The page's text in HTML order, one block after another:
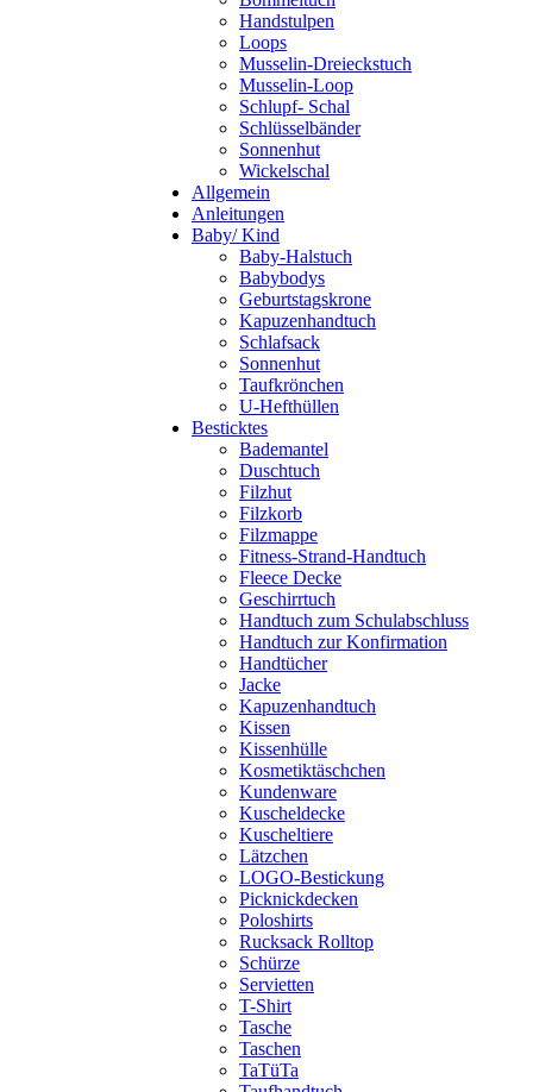
Handstulpen
Loops
Musselin-Dreieckstuch
Musselin-Loop
Schlupf- Schal
Schlüsselbänder
Sonnenhut
Wickelschal
Allgemein
Anleitungen
Baby/ Kind
Baby-Halstuch
Babybodys
Geburtstagskrone
Kapuzenhandtuch
Schlafsack
Sonnenhut
Taufkrönchen
U-Hefthüllen
Besticktes
Bademantel
Duschtuch
Filzhut
Filzkorb
Filzmappe
Fitness-Strand-Handtuch
Fleece Decke
Geschirrtuch
Handtuch zum Schulabschluss
Handtuch zur Konfirmation
Handtücher
Jacke
Kapuzenhandtuch
Kissen
Kissenhülle
Kosmetiktäschchen
Kundenware
Kuscheldecke
Kuscheltiere
Lätzchen
LOGO-Bestickung
Picknickdecken
Poloshirts
Rucksack Rolltop
Schürze
Servietten
T-Shirt
Tasche
Taschen
TaTüTa